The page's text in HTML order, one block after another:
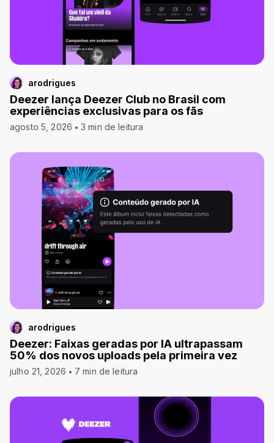
arodrigues
Deezer lança Deezer Club no Brasil com
experiências exclusivas para os fãs
agosto 5, 2026 3 min de leitura
arodrigues
Deezer: Faixas geradas por IA ultrapassam
50% dos novos uploads pela primeira vez
julho 21, 2026 7 min de leitura